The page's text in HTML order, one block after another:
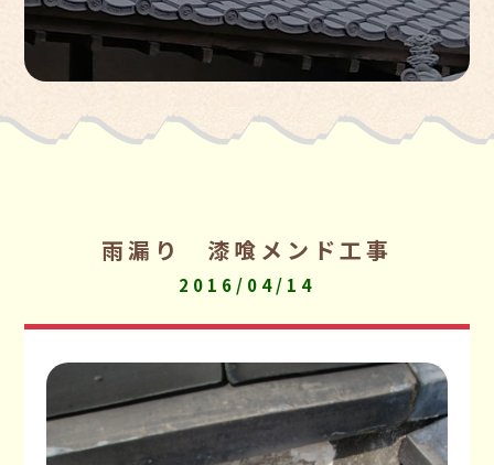
雨漏り 漆喰メンド工事
2016/04/14